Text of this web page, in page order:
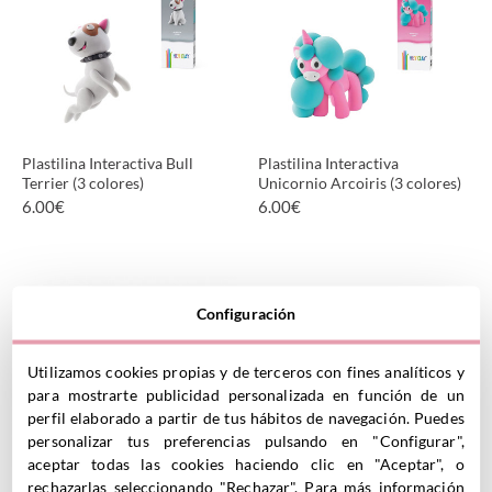
Plastilina Interactiva Bull
Terrier (3 colores)
6.00€
Plastilina Interactiva
Unicornio Arcoiris (3 colores)
6.00€
Plastilina Interactiva Bluey
Plastilina Interactiva Bluey (5
Configuración
Utilizamos cookies propias y de terceros con fines analíticos y
para mostrarte publicidad personalizada en función de un
perfil elaborado a partir de tus hábitos de navegación. Puedes
personalizar tus preferencias pulsando en "Configurar",
aceptar todas las cookies haciendo clic en "Aceptar", o
rechazarlas seleccionando "Rechazar". Para más información